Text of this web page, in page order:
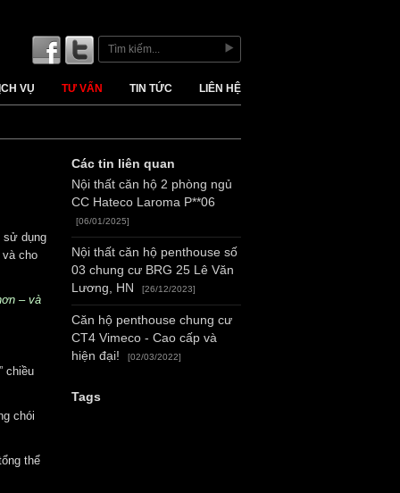
VỤ TƯ VẤN TIN TỨC LIÊN HỆ
sử dụng
cho
– và
chiều
chói
thể
Các tin liên quan
Nội thất căn hộ 2 phòng ngủ
CC Hateco Laroma P**06
[06/01/2025]
Nội thất căn hộ penthouse số
03 chung cư BRG 25 Lê Văn
Lương, HN
[26/12/2023]
Căn hộ penthouse chung cư
CT4 Vimeco - Cao cấp và
hiện đại!
[02/03/2022]
Tags